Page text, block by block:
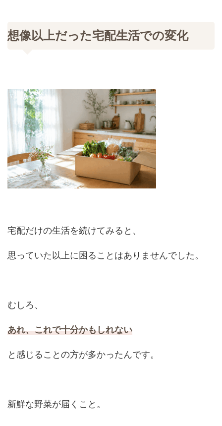
想像以上だった宅配生活での変化
宅配だけの生活を続けてみると、
思っていた以上に困ることはありませんでした。
むしろ、
あれ、これで十分かもしれない
と感じることの方が多かったんです。
新鮮な野菜が届くこと。